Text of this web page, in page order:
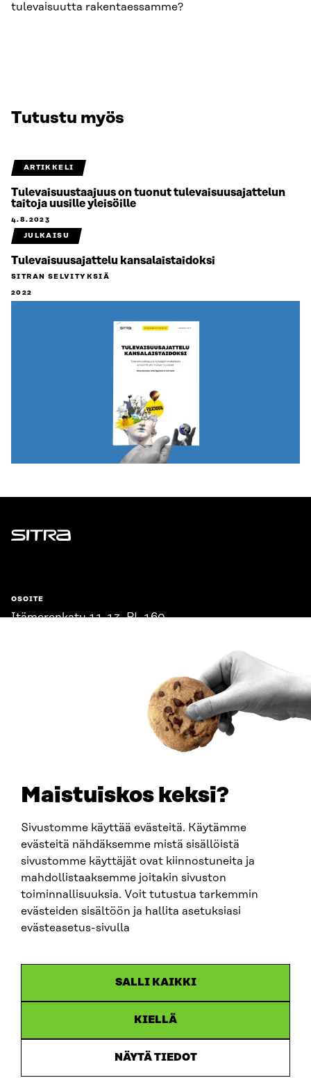
Maistuiskos keksi?
Sivustomme käyttää evästeitä. Käytämme
evästeitä nähdäksemme mistä sisällöistä
sivustomme käyttäjät ovat kiinnostuneita ja
mahdollistaaksemme joitakin sivuston
toiminnallisuuksia. Voit tutustua tarkemmin
evästeiden sisältöön ja hallita asetuksiasi
evästeasetus-sivulla
SALLI KAIKKI
KIELLÄ
NÄYTÄ TIEDOT
tulevaisuutta rakentaessamme?
Tutustu myös
ARTIKKELI
Tulevaisuustaajuus on tuonut tulevaisuusajattelun
taitoja uusille yleisöille
4.8.2023
JULKAISU
Tulevaisuusajattelu kansalaistaidoksi
SITRAN SELVITYKSIÄ
2022
Sitra
OSOITE
Itämerenkatu 11-13, PL 160,
SITRA SOSIAALISESSA MEDIASSA
LinkedIn
Instagram
YouTube
Saavutettavuusseloste